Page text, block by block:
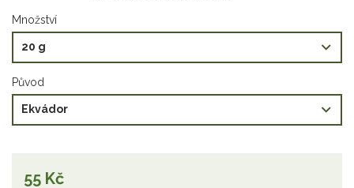
Množství
Původ
55 Kč